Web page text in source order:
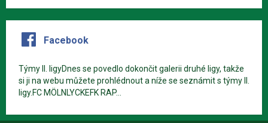
Facebook
Týmy II. ligyDnes se povedlo dokončit galerii druhé ligy, takže
si ji na webu můžete prohlédnout a níže se seznámit s týmy II.
ligy.FC MÖLNLYCKEFK RAP...